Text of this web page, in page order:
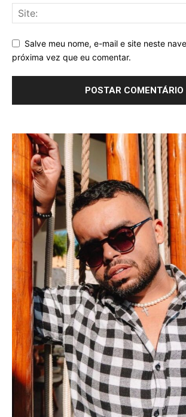
Salve meu nome, e-mail e site neste
próxima vez que eu comentar.